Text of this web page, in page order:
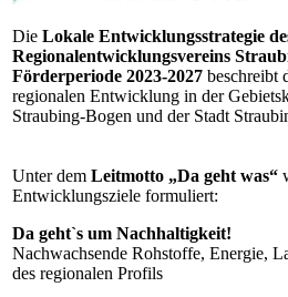
Die Lokale Entwicklungsstrategie
Regionalentwicklungsvereins
Förderperiode 2023-2027 beschreibt
regionalen Entwicklung in der
Straubing-Bogen und der Stadt
Unter dem Leitmotto „Da geht was“
Entwicklungsziele formuliert:
Da geht`s um Nachhaltigkeit!
Nachwachsende Rohstoffe, Energie,
des regionalen Profils